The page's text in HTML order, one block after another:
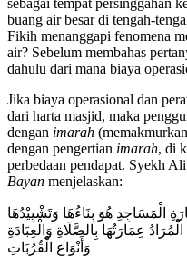
sebagai tempat persinggahan
buang air besar di tengah-
Fikih menanggapi fenomena
air? Sebelum membahas
dahulu dari mana biaya
Jika biaya operasional dan
dari harta masjid, maka
dengan imarah
dengan pengertian imarah, di
perbedaan pendapat. Syekh
Bayan menjelaskan:
الْمَسَاجِدِ هُوَ بِنَاءُهَا وَتَشْيِيْدُهَا
عِمَارَتُهَا بِالصَّلَاةِ وَالْعِبَادَةِ
وَأَنْوَاعِ الْقُرُبَاتِ